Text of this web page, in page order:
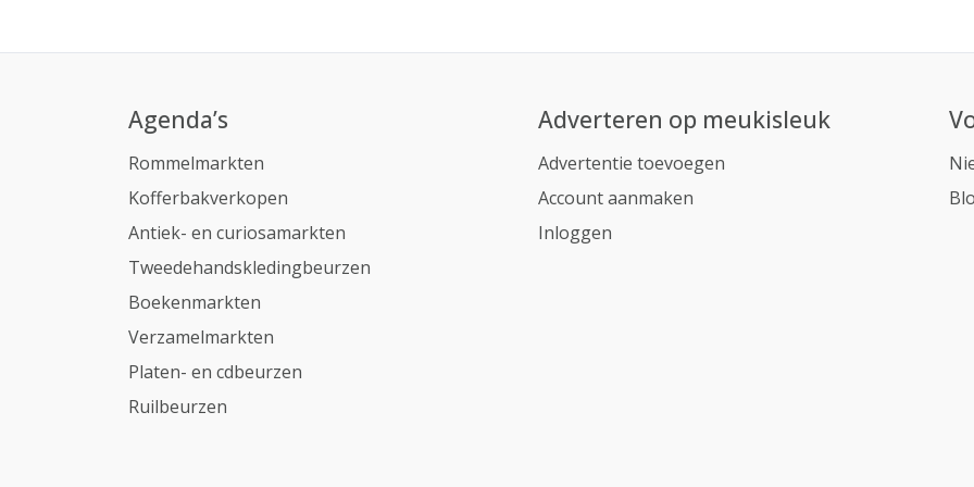
Agenda’s
Rommelmarkten
Kofferbakverkopen
Antiek- en curiosamarkten
Tweedehandskledingbeurzen
Boekenmarkten
Verzamelmarkten
Platen- en cdbeurzen
Ruilbeurzen
Adverteren op meukisleuk
Advertentie toevoegen
Account aanmaken
Inloggen